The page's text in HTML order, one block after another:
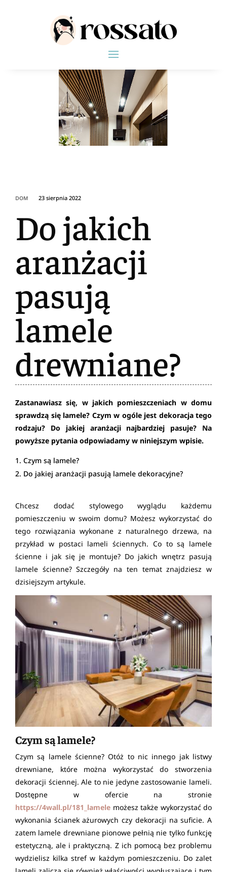
DOM 23 sierpnia 2022
Do jakich
aranżacji
pasują
lamele
drewniane?
Zastanawiasz się, w jakich pomieszczeniach w domu
sprawdzą się lamele? Czym w ogóle jest dekoracja tego
rodzaju? Do jakiej aranżacji najbardziej pasuje? Na
powyższe pytania odpowiadamy w niniejszym wpisie.
Czym są lamele?
Do jakiej aranżacji pasują lamele dekoracyjne?
Chcesz dodać stylowego wyglądu każdemu
pomieszczeniu w swoim domu? Możesz wykorzystać do
tego rozwiązania wykonane z naturalnego drzewa, na
przykład w postaci lameli ściennych. Co to są lamele
ścienne i jak się je montuje? Do jakich wnętrz pasują
lamele ścienne? Szczegóły na ten temat znajdziesz w
dzisiejszym artykule.
Czym są lamele?
Czym są lamele ścienne? Otóż to nic innego jak listwy
drewniane, które można wykorzystać do stworzenia
dekoracji ściennej. Ale to nie jedyne zastosowanie lameli.
Dostępne w ofercie na stronie
https://4wall.pl/181_lamele możesz także wykorzystać do
wykonania ścianek ażurowych czy dekoracji na suficie. A
zatem lamele drewniane pionowe pełnią nie tylko funkcję
estetyczną, ale i praktyczną. Z ich pomocą bez problemu
wydzielisz kilka stref w każdym pomieszczeniu. Do zalet